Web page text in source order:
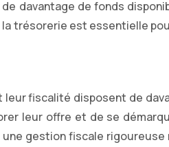
davantage de fonds
trésorerie est essentielle
fiscalité disposent de
leur offre et de se
gestion fiscale